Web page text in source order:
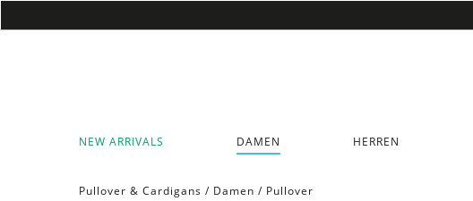
NEW ARRIVALS DAMEN HERREN
Pullover & Cardigans / Damen / Pullover